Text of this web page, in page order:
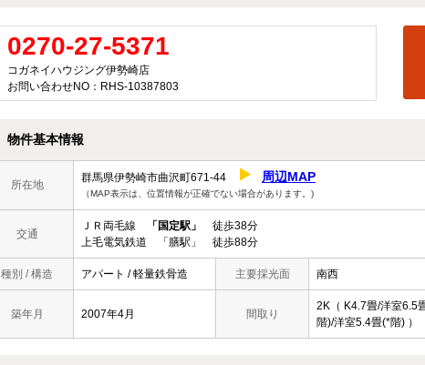
0270-27-5371
コガネイハウジング伊勢崎店
お問い合わせNO：RHS-10387803
物件基本情報
所在地
群馬県伊勢崎市曲沢町671-44 周辺MAP
（MAP表示は、位置情報が正確でない場合があります。)
交通
ＪＲ両毛線 「国定駅」
徒歩38分
上毛電気鉄道 「膳駅」 徒歩88分
種別 / 構造 アパート / 軽量鉄骨造 主要採光面 南西
築年月 2007年4月 間取り
2K（ K4.7畳/洋室6.5
階)/洋室5.4畳(*階) ）